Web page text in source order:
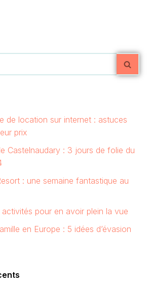
de location sur internet : astuces
prix
Castelnaudary : 3 jours de folie du
: une semaine fantastique au
pour en avoir plein la vue
en Europe : 5 idées d’évasion